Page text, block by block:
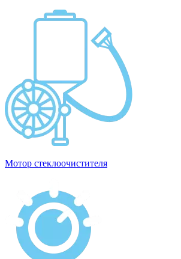
Мотор стеклоочистителя